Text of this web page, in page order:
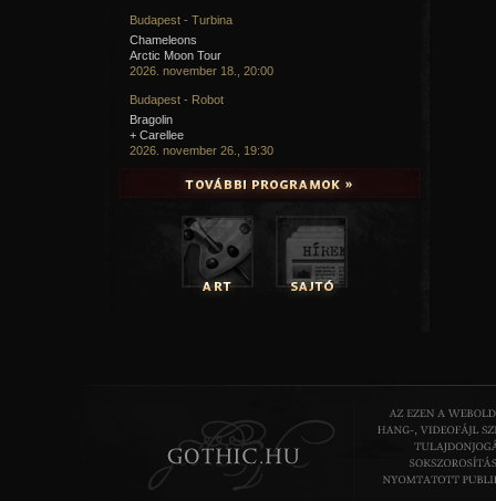
Budapest - Turbina
Chameleons
Arctic Moon Tour
2026. november 18., 20:00
Budapest - Robot
Bragolin
+ Carellee
2026. november 26., 19:30